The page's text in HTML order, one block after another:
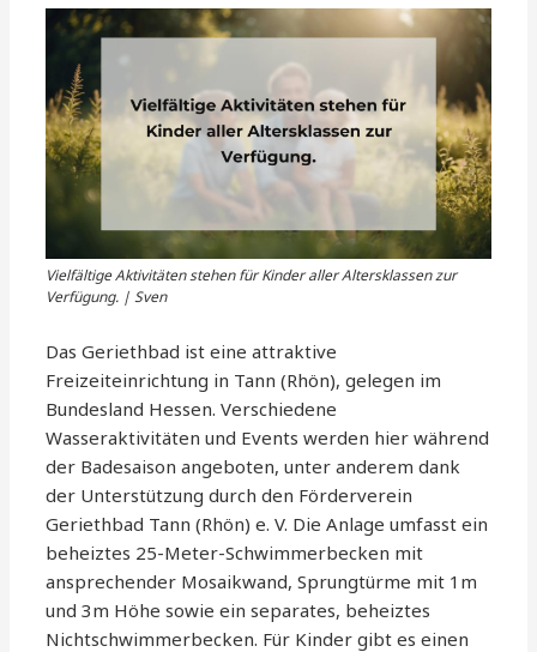
Vielfältige Aktivitäten stehen für Kinder aller Altersklassen zur
Verfügung. | Sven
Das Geriethbad ist eine attraktive
Freizeiteinrichtung in Tann (Rhön), gelegen im
Bundesland Hessen. Verschiedene
Wasseraktivitäten und Events werden hier während
der Badesaison angeboten, unter anderem dank
der Unterstützung durch den Förderverein
Geriethbad Tann (Rhön) e. V. Die Anlage umfasst ein
beheiztes 25-Meter-Schwimmerbecken mit
ansprechender Mosaikwand, Sprungtürme mit 1m
und 3m Höhe sowie ein separates, beheiztes
Nichtschwimmerbecken. Für Kinder gibt es einen